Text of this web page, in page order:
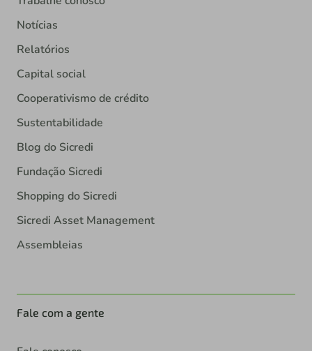
Notícias
Relatórios
Capital social
Cooperativismo de crédito
Sustentabilidade
Blog do Sicredi
Fundação Sicredi
Shopping do Sicredi
Sicredi Asset Management
Assembleias
Fale com a gente